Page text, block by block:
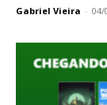
Gabriel Vieira - 04/